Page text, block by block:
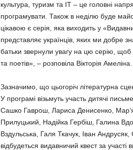
культура, туризм та ІТ – це головні
програмувати. Також в неділю буде
цікавою є серія, яка виходить у
представляє українців, яких ми добре
батьки звернули увагу на цю серію, щоб
та поетів», – розповіла Вікторія Амеліна.
Зазначимо, що цьогоріч літературна
У програмі візьмуть участь дитячі
Сашко Гаврош, Лариса Денисенко,
Прилуцький, Надійка Гербіш, Галина
Вздульська, Галя Ткачук, Іван
відбудеться видавничий квест за